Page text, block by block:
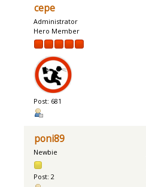
cepe
Administrator
Hero Member
Post: 681
poni89
Newbie
Post: 2